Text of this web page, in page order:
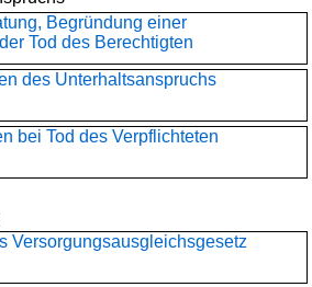
Begründung einer
Tod des Berechtigten
des Unterhaltsanspruchs
bei Tod des Verpflichteten
Versorgungsausgleichsgesetz